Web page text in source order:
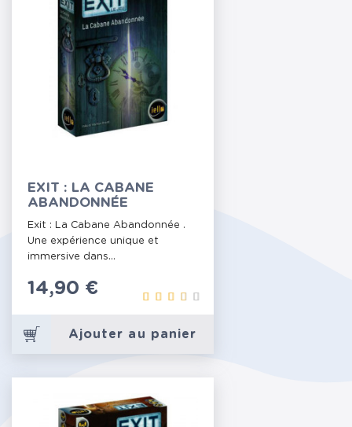
EXIT : LA CABANE
ABANDONNÉE
Exit : La Cabane Abandonnée .
Une expérience unique et
immersive dans...
Prix
14,90 €
Ajouter au panier